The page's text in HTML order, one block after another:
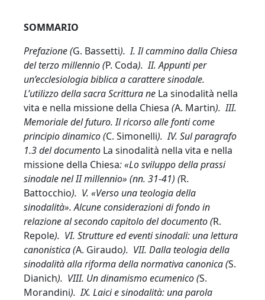
SOMMARIO
Prefazione (G. Bassetti). I. Il cammino dalla Chiesa
del terzo millennio (P. Coda). II. Appunti per
un’ecclesiologia biblica a carattere sinodale.
L’utilizzo della sacra Scrittura ne La sinodalità nella
vita e nella missione della Chiesa (A. Martin). III.
Memoriale del futuro. Il ricorso alle fonti come
principio dinamico (C. Simonelli). IV. Sul paragrafo
1.3 del documento La sinodalità nella vita e nella
missione della Chiesa: «Lo sviluppo della prassi
sinodale nel II millennio» (nn. 31-41) (R.
Battocchio). V. «Verso una teologia della
sinodalità». Alcune considerazioni di fondo in
relazione al secondo capitolo del documento (R.
Repole). VI. Strutture ed eventi sinodali: una lettura
canonistica (A. Giraudo). VII. Dalla teologia della
sinodalità alla riforma della normativa canonica (S.
Dianich). VIII. Un dinamismo ecumenico (S.
Morandini). IX. Laici e sinodalità: una parola